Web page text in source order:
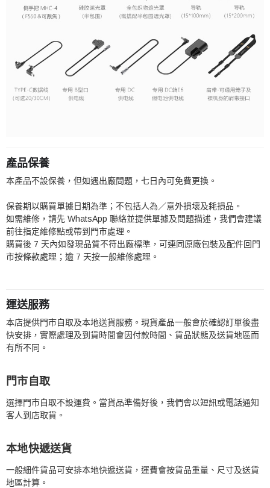
產品保養
本產品不設保養，但如遇出廠問題，七日內可免費更換。
保養期以購買單據日期為準；不包括人為／意外損壞及耗損品。
如需維修，請先 WhatsApp 聯絡並提供單據及問題描述，我們會建議
前往指定維修點或帶到門市處理。
購買後 7 天內如發現品質不符出廠標準，可連同原廠包裝及配件回門
市按條款處理；逾 7 天按一般維修處理。
運送服務
本店提供門市自取及本地送貨服務。現貨產品一般會於確認訂單後盡
快安排，實際處理及到貨時間會因付款時間、貨品狀態及送貨地區而
有所不同。
門市自取
選擇門市自取不設運費。當貨品準備好後，我們會以短訊或電話通知
客人到店取貨。
本地快遞送貨
一般細件貨品可安排本地快遞送貨，運費會按貨品重量、尺寸及送貨
地區計算。